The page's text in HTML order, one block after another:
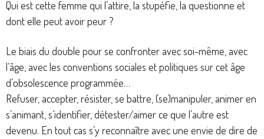
Qui est cette femme qui l’attire, la stupéfie, la questionne et
dont elle peut avoir peur ?
Le biais du double pour se confronter avec soi-même, avec
l’âge, avec les conventions sociales et politiques sur cet âge
d’obsolescence programmée…
Refuser, accepter, résister, se battre, (se)manipuler, animer en
s’animant, s’identifier, détester/aimer ce que l’autre est
devenu. En tout cas s’y reconnaître avec une envie de dire de